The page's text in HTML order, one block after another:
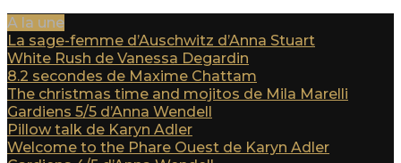
A la une
La sage-femme d’Auschwitz d’Anna Stuart
White Rush de Vanessa Degardin
8.2 secondes de Maxime Chattam
The christmas time and mojitos de Mila Marelli
Gardiens 5/5 d’Anna Wendell
Pillow talk de Karyn Adler
Welcome to the Phare Ouest de Karyn Adler